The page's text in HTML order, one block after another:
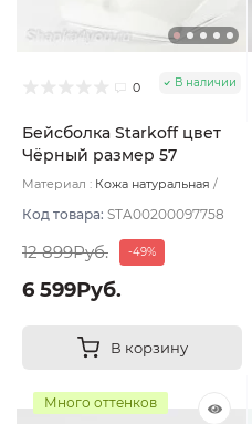
0 В наличии
Бейсболка Starkoff цвет
Чёрный размер 57
Материал : Кожа натуральная
Код товара: STA00200097758
12 899Руб. -49%
6 599Руб.
В корзину
Много оттенков